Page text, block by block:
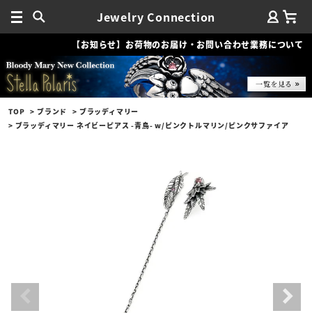
Jewelry Connection
【お知らせ】お荷物のお届け・お問い合わせ業務について
TOP ブランド
ブラッディマリー
ブラッディマリー ネイビーピアス -青鳥- w/ピンクトルマリン/ピンクサファイア